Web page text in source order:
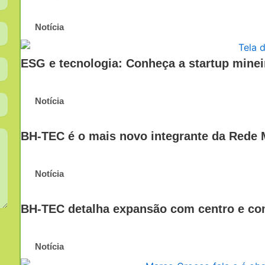
Notícia
ESG e tecnologia: Conheça a startup
Notícia
BH-TEC é o mais novo integrante da Rede
Notícia
BH-TEC detalha expansão com centro e
Notícia